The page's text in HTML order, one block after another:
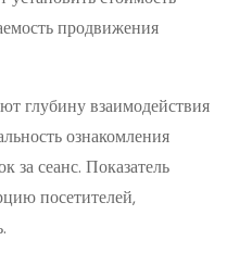
продвижения
глубину взаимодействия
ознакомления
за сеанс. Показатель
посетителей,